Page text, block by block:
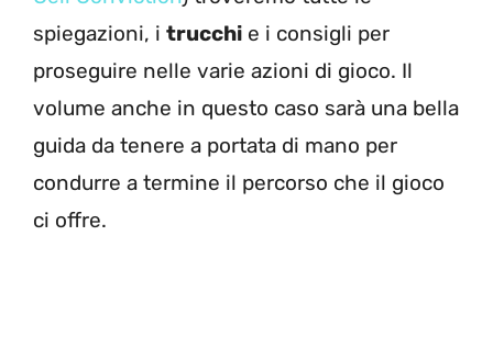
spiegazioni, i trucchi e i consigli per
proseguire nelle varie azioni di gioco. Il
volume anche in questo caso sarà una bella
guida da tenere a portata di mano per
condurre a termine il percorso che il gioco
ci offre.